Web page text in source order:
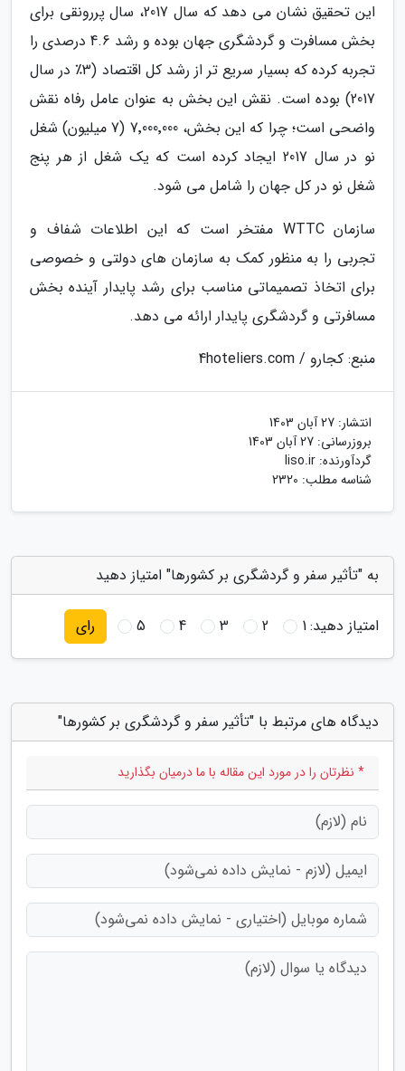
این تحقیق نشان می دهد که سال 2017، سال پررونقی برای
بخش مسافرت و گردشگری جهان بوده و رشد 4.6 درصدی را
تجربه کرده که بسیار سریع تر از رشد کل اقتصاد (3٪ در سال
2017) بوده است. نقش این بخش به عنوان عامل رفاه نقش
واضحی است؛ چرا که این بخش، 7٬000٬000 (7 میلیون) شغل
نو در سال 2017 ایجاد کرده است که یک شغل از هر پنج
شغل نو در کل جهان را شامل می شود.
سازمان WTTC مفتخر است که این اطلاعات شفاف و
تجربی را به منظور کمک به سازمان های دولتی و خصوصی
برای اتخاذ تصمیماتی مناسب برای رشد پایدار آینده بخش
مسافرتی و گردشگری پایدار ارائه می دهد.
منبع: کجارو / 4hoteliers.com
انتشار: 27 آبان 1403
بروزرسانی: 27 آبان 1403
گردآورنده: liso.ir
شناسه مطلب: 2320
به "تأثیر سفر و گردشگری بر کشورها" امتیاز دهید
امتیاز دهید:1
2
3
4
5 رای
دیدگاه های مرتبط با "تأثیر سفر و گردشگری بر کشورها"
* نظرتان را در مورد این مقاله با ما درمیان بگذارید